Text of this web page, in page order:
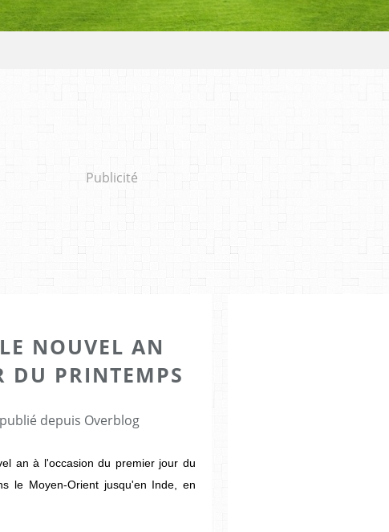
Publicité
NOUVEL AN
DU PRINTEMPS
depuis Overblog
an à l'occasion du premier jour du
le Moyen-Orient jusqu'en Inde, en